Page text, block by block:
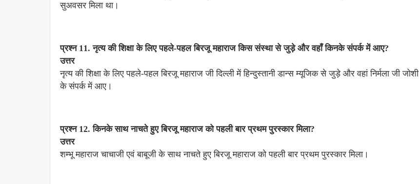
सुअवसर मिला था।
प्रश्न 11. नृत्य की शिक्षा के लिए पहले-पहल बिरजू महाराज किस संस्था से जुड़े और वहाँ किनके संपर्क में आए?
उत्तर
नृत्य की शिक्षा के लिए पहले-पहल बिरजू महाराज जी दिल्ली में हिन्दुस्तानी डान्स म्यूजिक से जुड़े और वहां निर्मला जी जोशी
के संपर्क में आए।
प्रश्न 12. किनके साथ नाचते हुए बिरजू महाराज को पहली बार प्रथम पुरस्कार मिला?
उत्तर
शम्भू महाराज चाचाजी एवं बाबूजी के साथ नाचते हुए बिरजू महाराज को पहली बार प्रथम पुरस्कार मिला।